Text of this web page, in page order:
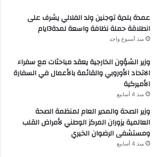
عمدة بلدية توجنين ولد الفلالي يشرف على
انطلاقة حملة نظافة واسعة لمدة3ايام
منذ أسبوع واحد
وزير الشؤون الخارجية يعقد مباحثات مع سفراء
الاتحاد الأوروبي والقائمة بالأعمال في السفارة
الأميركية
منذ 4 أسابيع
وزير الصحة والمدير العام لمنظمة الصحة
العالمية يزوران المركز الوطني لأمراض القلب
ومستشفى الرضوان الخيري
منذ 4 أسابيع